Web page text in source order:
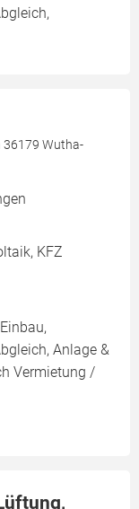
36179 Wutha-
KFZ
Anlage &
Vermietung /